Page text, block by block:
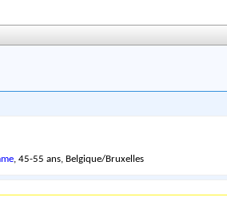
, 45-55 ans, Belgique/Bruxelles